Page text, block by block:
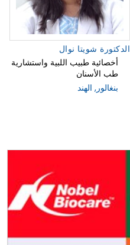
الدكتورة شويتا نوال
أخصائية طبيب اللبية واستشارية
طب الأسنان
بنغالور, الهند